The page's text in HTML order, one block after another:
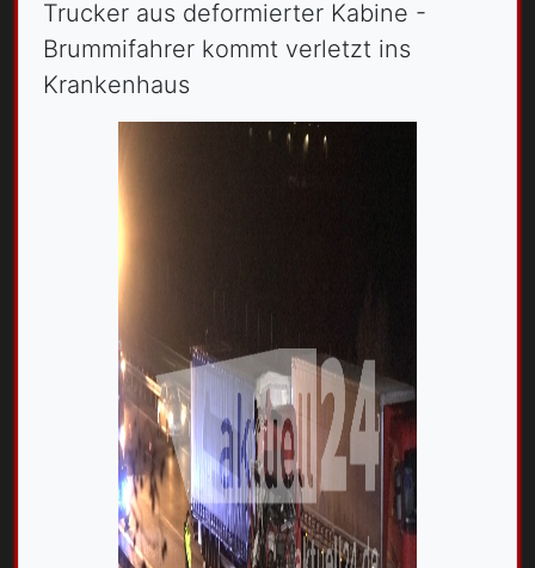
Trucker aus deformierter Kabine -
Brummifahrer kommt verletzt ins
Krankenhaus